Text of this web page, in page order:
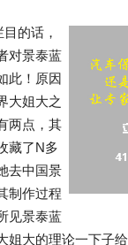
的话，
对景泰蓝
此！原因
大姐大之
两点，其
藏了N多
去中国景
制作过程
见景泰蓝
姐大的理论一下子